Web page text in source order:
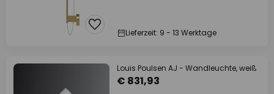
Lieferzeit: 9 - 13 Werktage
Louis Poulsen AJ - Wandleuchte, weiß
€ 831,93